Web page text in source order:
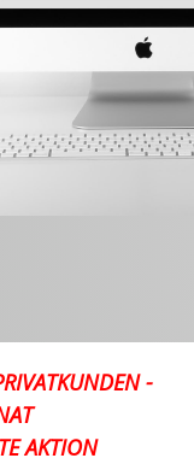
-
AKTION